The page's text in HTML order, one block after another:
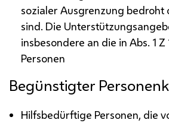
sozialer Ausgrenzung
sind. Die
insbesondere an die inAbs. 1Z
Personen
Begünstigter
Hilfsbedürftige Personen, die